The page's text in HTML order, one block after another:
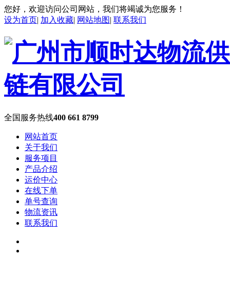
您好，欢迎访问公司网站，我们将竭诚为您服务！
设为首页| 加入收藏| 网站地图| 联系我们
全国服务热线400 661 8799
网站首页
关于我们
服务项目
产品介绍
运价中心
在线下单
单号查询
物流资讯
联系我们